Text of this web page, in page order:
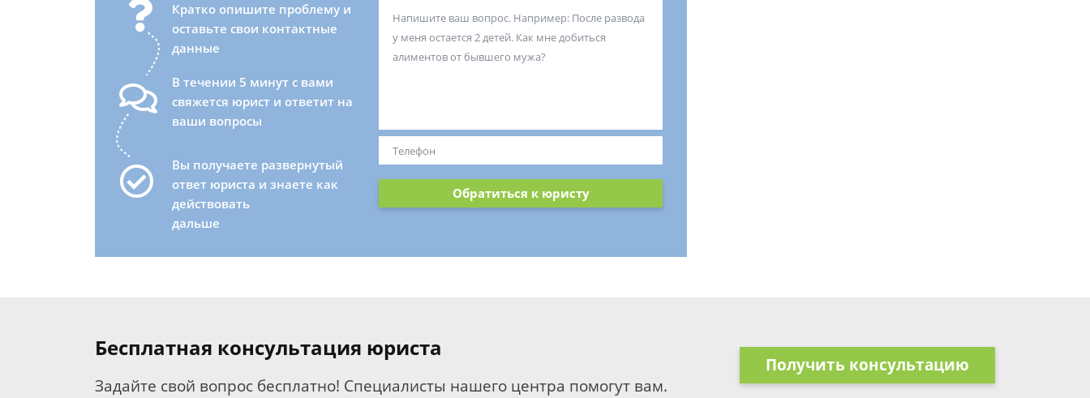
Кратко опишите проблему и
оставьте свои контактные
данные
В течении 5 минут с вами
свяжется юрист и ответит на
ваши вопросы
Вы получаете развернутый
ответ юриста и знаете как
действовать
дальше
Обратиться к юристу
Бесплатная консультация юриста
Задайте свой вопрос бесплатно! Специалисты нашего центра помогут вам.
Получить консультацию